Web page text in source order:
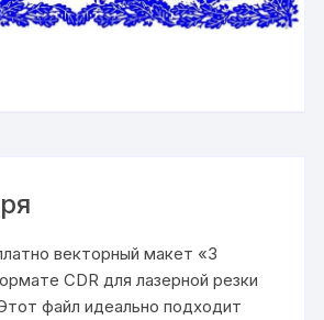
векторный макет «3
CDR для лазерной резки
файл идеально подходит